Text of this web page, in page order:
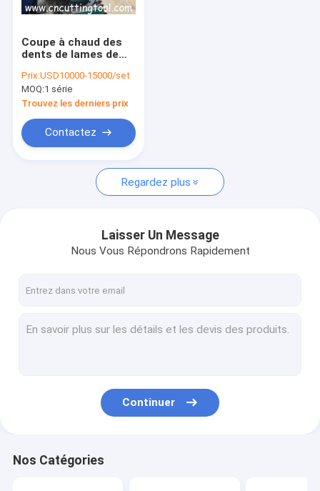
Coupe à chaud des
dents de lames de
réparation de la
machine de
durcissement de
Prix:USD10000-15000/set
MOQ:1 série
Trouvez les derniers prix
Contactez
Regardez plus
Laisser Un Message
Nous Vous Répondrons Rapidement
Continuer
Nos Catégories